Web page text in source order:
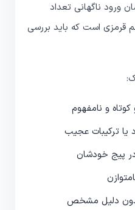
ورود ناگهانی تعداد
قرمزی است که باید بررسی
و نامفهوم
یا ترکیبات عجیب
پیج خودشان
بدون دلیل مشخص